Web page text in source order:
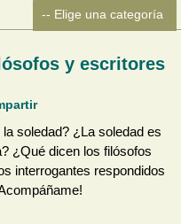
y escritores
soledad? ¿La soledad es
¿Qué dicen los filósofos
interrogantes respondidos